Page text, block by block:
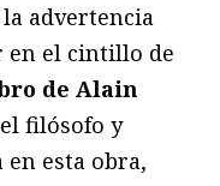
advertencia
en el cintillo de
de Alain
filósofo y
esta obra,